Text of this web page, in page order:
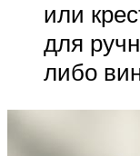
или
для
либо